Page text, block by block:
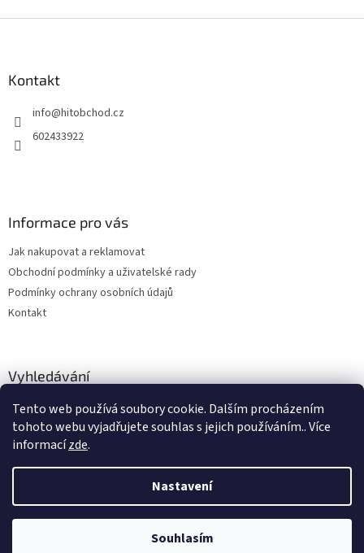
Tento web používá soubory cookie. Dalším procházením
tohoto webu vyjadřujete souhlas s jejich používáním.. Více
informacízde.
Nastavení
Souhlasím
Kontakt
info@hitobchod.cz
602433922
Informace pro vás
Jak nakupovat a reklamovat
Obchodní podmínky a uživatelské rady
Podmínky ochrany osobních údajů
Kontakt
Vyhledávání
HLEDAT
Vytvořil Shoptet
hitobchod. Všechna práva vyhrazena.